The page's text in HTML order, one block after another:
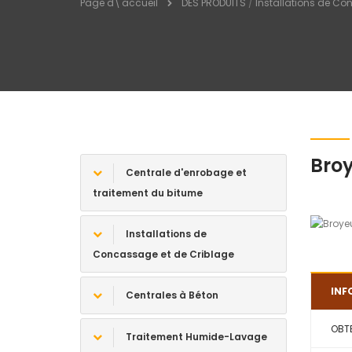
Centrale d'enrobage et
traitement du bitume
Installations de
Concassage et de Criblage
Centrales à Béton
Traitement Humide-Lavage